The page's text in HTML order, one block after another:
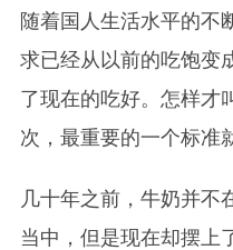
随着国人生活水平的不
求已经从以前的吃饱变
了现在的吃好。怎样才
次，最重要的一个标准
几十年之前，牛奶并不
当中，但是现在却摆上